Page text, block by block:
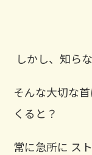
しかし、知ら
そんな大切な
くると？ ⁡
常に急所に ス